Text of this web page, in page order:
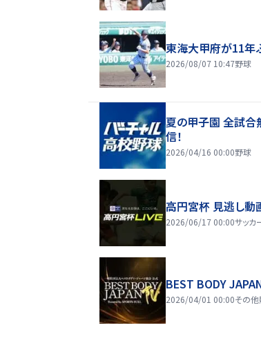
東海大甲府が11年
2026/08/07 10:47野球
夏の甲子園 全試合
信！
2026/04/16 00:00野球
高円宮杯 見逃し動
2026/06/17 00:00サッカ
BEST BODY
2026/04/01 00:00その